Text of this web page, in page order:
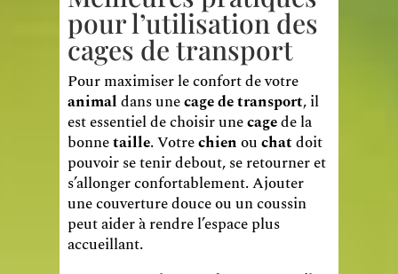
pour l’utilisation des
cages de transport
Pour maximiser le confort de votre
animaldans unecage de transport, il
est essentiel de choisir unecagede la
bonnetaille. Votrechienouchatdoit
pouvoir se tenir debout, se retourner et
s’allonger confortablement. Ajouter
une couverture douce ou un coussin
peut aider à rendre l’espace plus
accueillant.